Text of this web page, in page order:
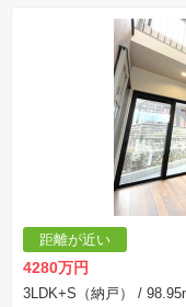
距離が近い
4280万円
3LDK+S（納戸）
/